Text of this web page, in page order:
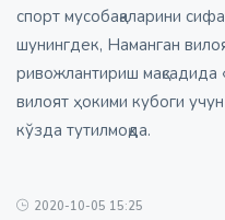
спорт мусобақаларини
шунингдек, Наманган
ривожлантириш мақсадида
вилоят ҳокими кубоги
кўзда тутилмоқда.
2020-10-05 15:25